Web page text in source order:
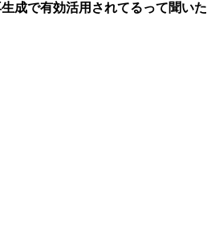
成で有効活用されてるって聞いた